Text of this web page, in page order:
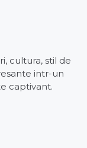
cultura, stil de
intr-un
captivant.